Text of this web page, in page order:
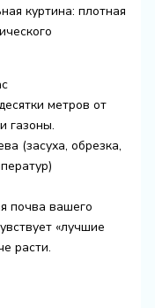
куртина: плотная
метров от
газоны.
(засуха, обрезка,
почва вашего
«лучшие
расти.